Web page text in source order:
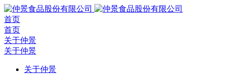
首页
首页
关于仲景
关于仲景
关于仲景